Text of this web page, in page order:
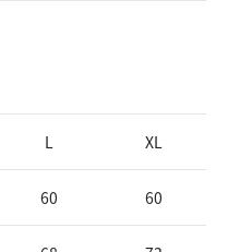
L XL
60 60